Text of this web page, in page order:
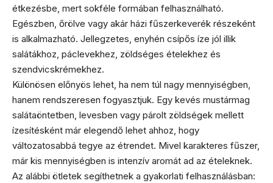
étkezésbe, mert sokféle formában felhasználható.
Egészben, őrölve vagy akár házi fűszerkeverék részeként
is alkalmazható. Jellegzetes, enyhén csípős íze jól illik
salátákhoz, páclevekhez, zöldséges ételekhez és
szendvicskrémekhez.
Különösen előnyös lehet, ha nem túl nagy mennyiségben,
hanem rendszeresen fogyasztjuk. Egy kevés mustármag
salátaöntetben, levesben vagy párolt zöldségek mellett
ízesítésként már elegendő lehet ahhoz, hogy
változatosabbá tegye az étrendet. Mivel karakteres fűszer,
már kis mennyiségben is intenzív aromát ad az ételeknek.
Az alábbi ötletek segíthetnek a gyakorlati felhasználásban: